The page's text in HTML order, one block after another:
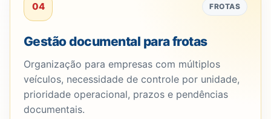
04 FROTAS
Gestão documental para frotas
Organização para empresas com múltiplos
veículos, necessidade de controle por unidade,
prioridade operacional, prazos e pendências
documentais.